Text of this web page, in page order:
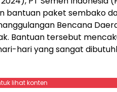
bantuan paket sembako
Bencana
Bantuan tersebut
hari yang sangat
lihat konten